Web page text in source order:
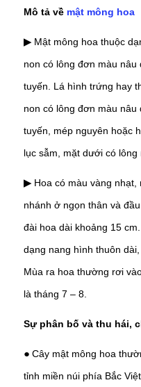
Mô tả về mật mông hoa
▶ Mật mông hoa thuộc
non có lông đơn màu nâu
tuyến. Lá hình trứng hay
non có lông đơn màu nâu
tuyến, mép nguyên hoặc
lục sẫm, mặt dưới có lông
▶ Hoa có màu vàng
nhánh ở ngọn thân và
đài hoa dài khoảng 15
dạng nang hình thuôn
Mùa ra hoa thường rơi
là tháng 7 – 8.
Sự phân bố và thu hái,
● Cây mật mông hoa
tỉnh miền núi phía Bắc